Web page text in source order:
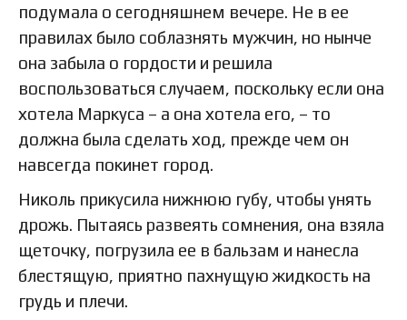
подумала о сегодняшнем вечере. Не в ее
правилах было соблазнять мужчин, но нынче
она забыла о гордости и решила
воспользоваться случаем, поскольку если она
хотела Маркуса – а она хотела его, – то
должна была сделать ход, прежде чем он
навсегда покинет город.
Николь прикусила нижнюю губу, чтобы унять
дрожь. Пытаясь развеять сомнения, она взяла
щеточку, погрузила ее в бальзам и нанесла
блестящую, приятно пахнущую жидкость на
грудь и плечи.